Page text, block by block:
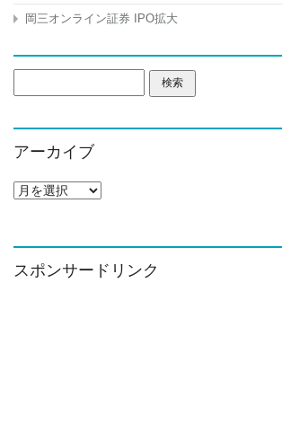
岡三オンライン証券 IPO拡大
索:
アーカイブ
ア
イ
ブ
スポンサードリンク